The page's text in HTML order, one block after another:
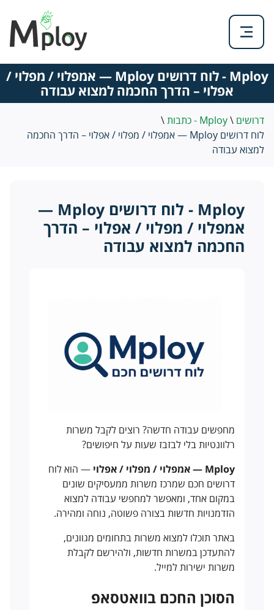
Mploy - לוח דרושים Mploy — אמפלוי / מפלוי /
אפלוי – הדרך החכמה למצוא עבודה
דרושים \Mploy - כתבות
\
לוח דרושים Mploy — אמפלוי / מפלוי / אפלוי – הדרך החכמה
למצוא עבודה
Mploy -
לוח דרושים Mploy —
אמפלוי / מפלוי / אפלוי – הדרך
החכמה למצוא עבודה
מחפשים עבודה חדשה? רוצים לקבל משרות
רלוונטיות בלי לבזבז שעות על חיפושים?
Mploy — אמפלוי / מפלוי / אפלוי
— הוא לוח
דרושים חכם שמרכז משרות ממעסיקים שונים
במקום אחד, ומאפשר למחפשי עבודה למצוא
הזדמנויות חדשות בצורה פשוטה, נוחה ומהירה.
באתר תוכלו למצוא משרות בתחומים מגוונים,
להתעדכן במשרות חדשות, ולהירשם לקבלת
משרות ישירות למייל.
הסוכן החכם בוואטסאפ